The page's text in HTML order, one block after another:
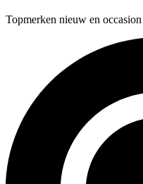
Topmerken nieuw en occasion